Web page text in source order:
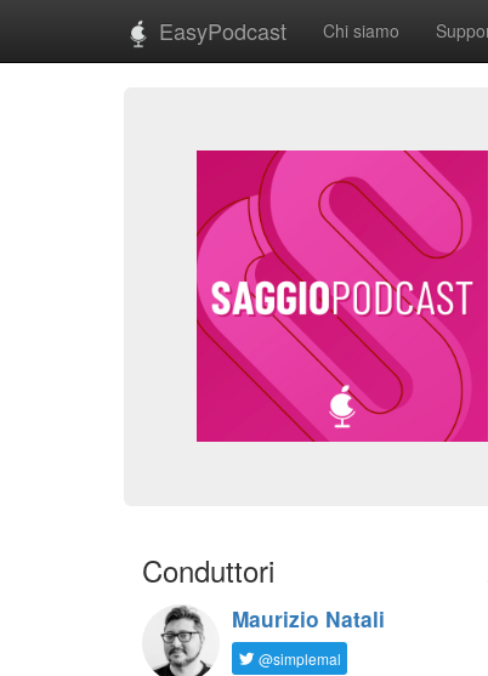
EasyPodcast Chi siamo
Conduttori
Maurizio Natali
@simplemal